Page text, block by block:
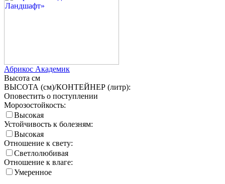
Абрикос Академик
Высота см
ВЫСОТА (см)/КОНТЕЙНЕР (литр):
Оповестить о поступлении
Морозостойкость:
Высокая
Устойчивость к болезням:
Высокая
Отношение к свету:
Светлолюбивая
Отношение к влаге:
Умеренное